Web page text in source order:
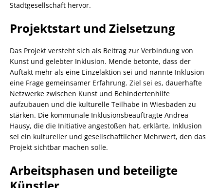
Stadtgesellschaft hervor.
Projektstart und Zielsetzung
Das Projekt versteht sich als Beitrag zur Verbindung von
Kunst und gelebter Inklusion. Mende betonte, dass der
Auftakt mehr als eine Einzelaktion sei und nannte Inklusion
eine Frage gemeinsamer Erfahrung. Ziel sei es, dauerhafte
Netzwerke zwischen Kunst und Behindertenhilfe
aufzubauen und die kulturelle Teilhabe in Wiesbaden zu
stärken. Die kommunale Inklusionsbeauftragte Andrea
Hausy, die die Initiative angestoßen hat, erklärte, Inklusion
sei ein kultureller und gesellschaftlicher Mehrwert, den das
Projekt sichtbar machen solle.
Arbeitsphasen und beteiligte